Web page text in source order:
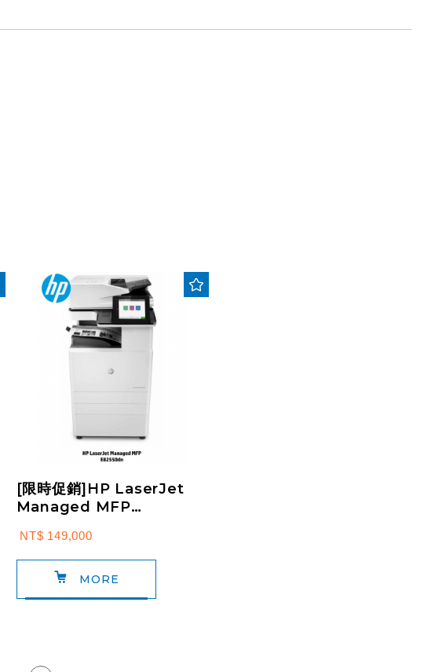
[限時促銷]HP LaserJet
Managed MFP
能複...
NT$ 149,000
MORE